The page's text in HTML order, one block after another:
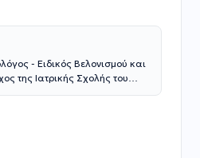
- Ειδικός Βελονισμού και
της Ιατρικής Σχολής του